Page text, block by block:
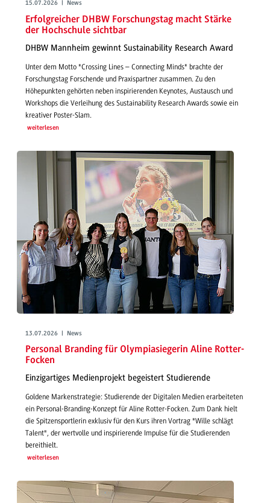
15.07.2026 | News
Erfolgreicher DHBW Forschungstag macht Stärke
der Hochschule sichtbar
DHBW Mannheim gewinnt Sustainability Research Award
Unter dem Motto "Crossing Lines – Connecting Minds" brachte der
Forschungstag Forschende und Praxispartner zusammen. Zu den
Höhepunkten gehörten neben inspirierenden Keynotes, Austausch und
Workshops die Verleihung des Sustainability Research Awards sowie ein
kreativer Poster-Slam.
weiterlesen
13.07.2026 | News
Personal Branding für Olympiasiegerin Aline Rotter-
Focken
Einzigartiges Medienprojekt begeistert Studierende
Goldene Markenstrategie: Studierende der Digitalen Medien erarbeiteten
ein Personal-Branding-Konzept für Aline Rotter-Focken. Zum Dank hielt
die Spitzensportlerin exklusiv für den Kurs ihren Vortrag "Wille schlägt
Talent", der wertvolle und inspirierende Impulse für die Studierenden
bereithielt.
weiterlesen